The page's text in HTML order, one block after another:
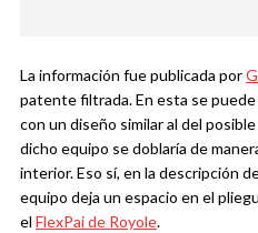
La información fue publicada por
patente filtrada. En esta se
con un diseño similar al del posible
dicho equipo se doblaría de
interior. Eso sí, en la descripción
equipo deja un espacio en el
el FlexPai de Royole.